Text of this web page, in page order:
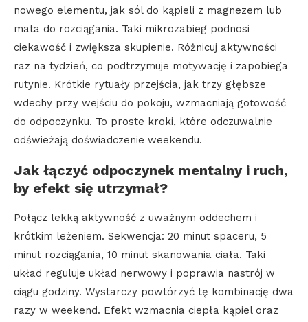
nowego elementu, jak sól do kąpieli z magnezem lub
mata do rozciągania. Taki mikrozabieg podnosi
ciekawość i zwiększa skupienie. Różnicuj aktywności
raz na tydzień, co podtrzymuje motywację i zapobiega
rutynie. Krótkie rytuały przejścia, jak trzy głębsze
wdechy przy wejściu do pokoju, wzmacniają gotowość
do odpoczynku. To proste kroki, które odczuwalnie
odświeżają doświadczenie weekendu.
Jak łączyć odpoczynek mentalny i ruch,
by efekt się utrzymał?
Połącz lekką aktywność z uważnym oddechem i
krótkim leżeniem. Sekwencja: 20 minut spaceru, 5
minut rozciągania, 10 minut skanowania ciała. Taki
układ reguluje układ nerwowy i poprawia nastrój w
ciągu godziny. Wystarczy powtórzyć tę kombinację dwa
razy w weekend. Efekt wzmacnia ciepła kąpiel oraz